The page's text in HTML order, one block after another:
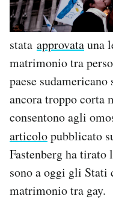
CALENDARIO
AREA PERSONALE
Area Personale
Newsletter
Notifiche mobile
Regala il Post
Hai bisogno di
Esci
stata approvatauna
matrimonio tra
paese
ancora troppo corta
consentono agli
articolopubblicato
Fastenberg ha
sono a oggi gli Stati
matrimonio tra gay.